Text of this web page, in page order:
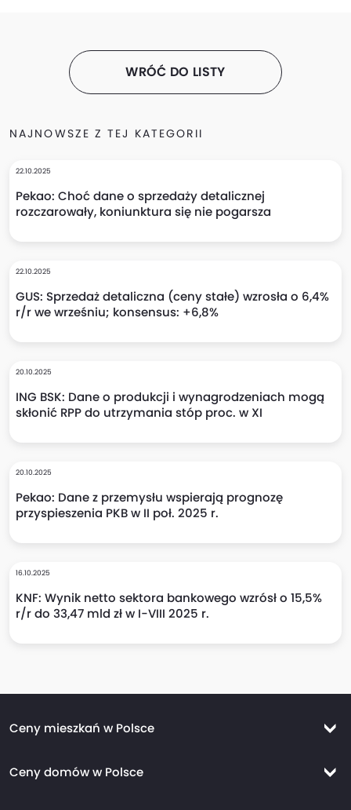
WRÓĆ DO LISTY
NAJNOWSZE Z TEJ KATEGORII
22.10.2025
Pekao: Choć dane o sprzedaży detalicznej
rozczarowały, koniunktura się nie pogarsza
22.10.2025
GUS: Sprzedaż detaliczna (ceny stałe) wzrosła o 6,4%
r/r we wrześniu; konsensus: +6,8%
20.10.2025
ING BSK: Dane o produkcji i wynagrodzeniach mogą
skłonić RPP do utrzymania stóp proc. w XI
20.10.2025
Pekao: Dane z przemysłu wspierają prognozę
przyspieszenia PKB w II poł. 2025 r.
16.10.2025
KNF: Wynik netto sektora bankowego wzrósł o 15,5%
r/r do 33,47 mld zł w I-VIII 2025 r.
Ceny mieszkań w Polsce
Ceny mieszkań Kraków
Ceny domów w Polsce